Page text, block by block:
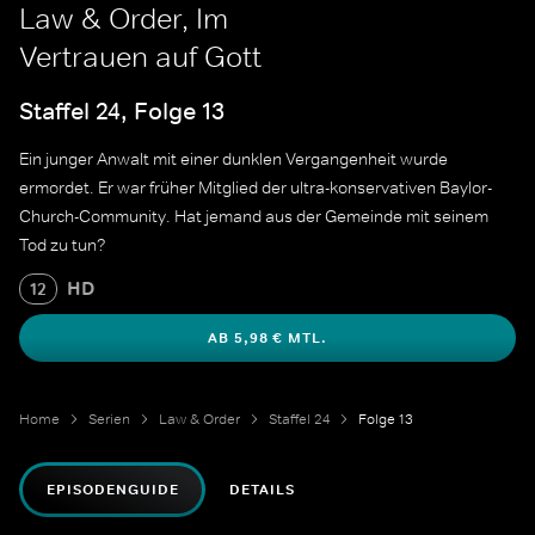
Law & Order, Im
Vertrauen auf Gott
Staffel 24, Folge 13
Ein junger Anwalt mit einer dunklen Vergangenheit wurde
ermordet. Er war früher Mitglied der ultra-konservativen Baylor-
Church-Community. Hat jemand aus der Gemeinde mit seinem
Tod zu tun?
12 HD
AB 5,98 € MTL.
Home Serien Law & Order Staffel 24 Folge 13
EPISODENGUIDE DETAILS